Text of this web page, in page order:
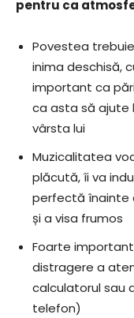
pentru ca
Povestea
inima deschisă,
important ca
ca asta să ajute
vârsta lui
Muzicalitatea
plăcută, îi va
perfectă înainte
și a visa frumos
Foarte
distragere a
calculatorul sau
telefon)